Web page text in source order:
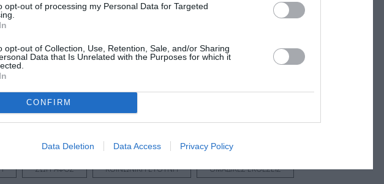
opt-out of processing my Personal Data for Targeted
opt-out of Collection, Use, Retention, Sale, and/or Sharing
Data that Is Unrelated with the Purposes for which it
CONFIRM
Data Deletion Data Access Privacy Policy
πρώτοι όλες τις ειδήσεις
στο
ΖΩΓΡΑΦΟΣ ΚΟΙΝΩΝΙΚΗ ΕΥΘΥΝΗ ΟΜΑΔΙΚΕΣ ΕΚΘΕΣΕΙΣ